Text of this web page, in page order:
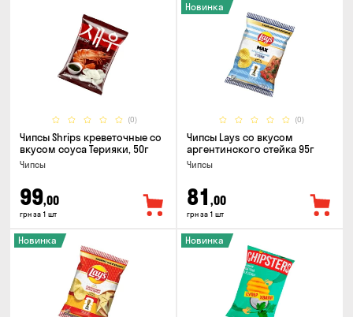
(0)
Чипсы Shrips креветочные со
вкусом соуса Терияки, 50г
Чипсы
99,00
грн за 1 шт
(0)
Новинка
Чипсы Lays со вкусом
аргентинского стейка 95г
Чипсы
81 ,00
грн за 1 шт
Новинка Новинка